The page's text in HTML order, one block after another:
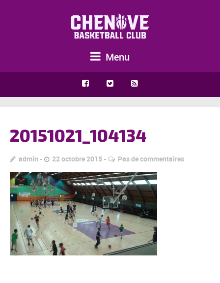
Menu
20151021_104134
admin 22 octobre 2015 Pas de commentaires